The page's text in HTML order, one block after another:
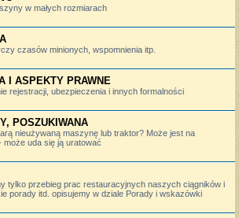
w małych rozmiarach
czasów minionych, wspomnienia itp.
I ASPEKTY PRAWNE
rejestracji, ubezpieczenia i innych formalności
POSZUKIWANA
nieużywaną maszynę lub traktor? Może jest na
uda się ją uratować
tylko przebieg prac restauracyjnych naszych ciągników i
porady itd. opisujemy w dziale Porady i wskazówki